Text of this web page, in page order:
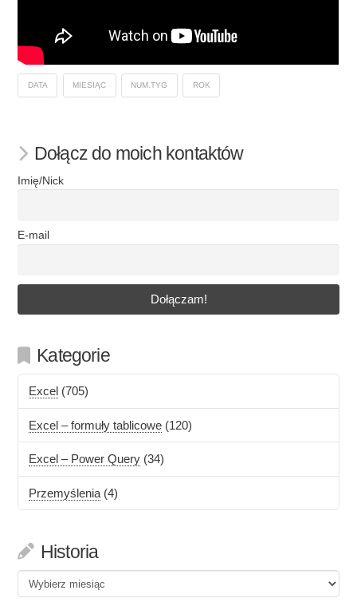
DATA MIESIĄC NUM.TYG ROK
Dołącz do moich kontaktów
Imię/Nick
E-mail
Kategorie
Excel (705)
Excel – formuły tablicowe (120)
Excel – Power Query (34)
Przemyślenia (4)
Historia
Historia